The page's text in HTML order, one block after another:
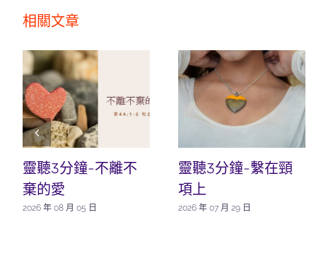
相關文章
靈聽3分鐘-不離不
棄的愛
2026 年 08 月 05 日
靈聽3分鐘-繫在頸
項上
2026 年 07 月 29 日